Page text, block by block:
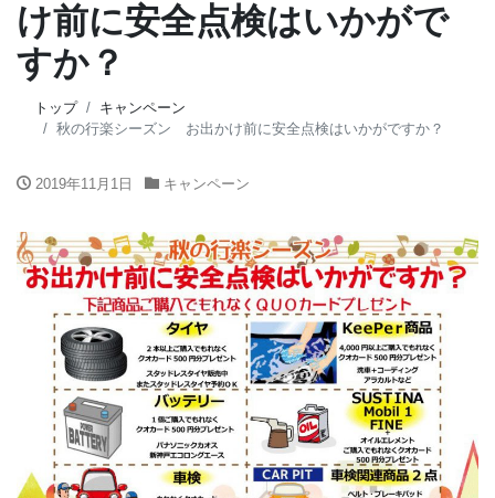
け前に安全点検はいかがで
すか？
トップ
キャンペーン
秋の行楽シーズン お出かけ前に安全点検はいかがですか？
2019年11月1日 キャンペーン